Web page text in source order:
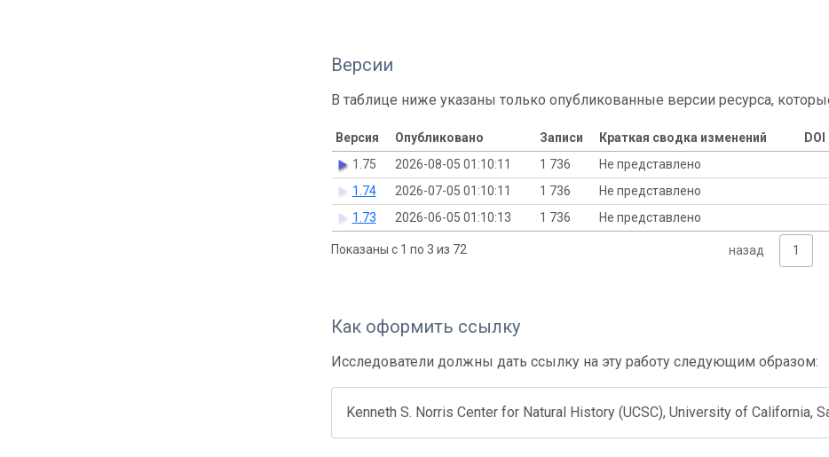
Версии
В таблице ниже указаны только опубликованные версии ресурса,
Версия Опубликовано Записи Краткая сводка изменений DOI
1.75
2026-08-05 01:10:11 1 736
Не представлено
1.74
2026-07-05 01:10:11 1 736
Не представлено
1.73
2026-06-05 01:10:13 1 736 Не представлено
Показаны с 1 по 3 из 72 назад 1
Как оформить ссылку
Исследователи должны дать ссылку на эту работу следующим образом:
Kenneth S. Norris Center for Natural History (UCSC), University of California,